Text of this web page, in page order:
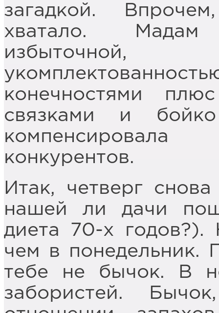
загадкой.
хватало.
конечностями
связками и
конкурентов.
Итак, четверг
нашей ли дачи
диета 70-х годов?).
чем в понедельник.
тебе не бычок. В
забористей.